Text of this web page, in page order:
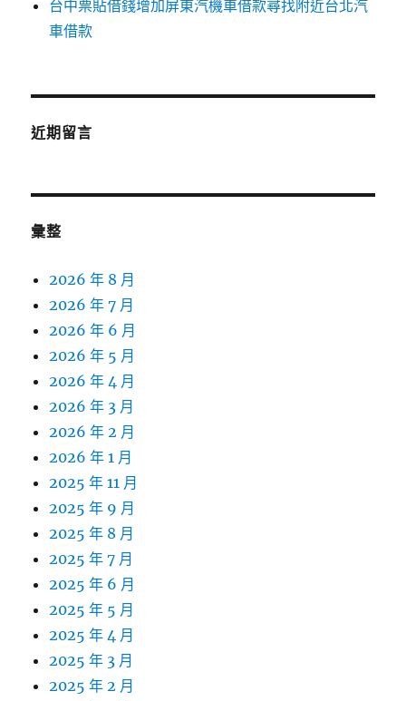
台中票貼借錢增加屏東汽機車借款尋找附近台北汽
車借款
近期留言
彙整
2026 年 8 月
2026 年 7 月
2026 年 6 月
2026 年 5 月
2026 年 4 月
2026 年 3 月
2026 年 2 月
2026 年 1 月
2025 年 11 月
2025 年 9 月
2025 年 8 月
2025 年 7 月
2025 年 6 月
2025 年 5 月
2025 年 4 月
2025 年 3 月
2025 年 2 月